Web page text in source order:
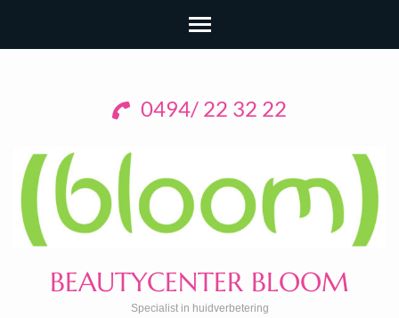
0494/ 22 32 22
BEAUTYCENTER BLOOM
Specialist in huidverbetering